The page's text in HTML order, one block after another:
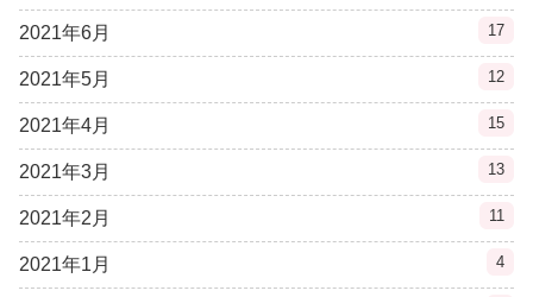
2021年6月 17
2021年5月 12
2021年4月 15
2021年3月 13
2021年2月 11
2021年1月 4